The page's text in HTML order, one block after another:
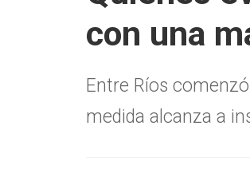
con una
Entre Ríos
medida alcanza a